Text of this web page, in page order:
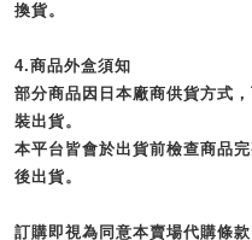
換貨。
4.商品外盒須知
部分商品因日本廠商供貨方式
裝出貨。
本平台皆會於出貨前檢查商品
後出貨。
訂購即視為同意本賣場代購條